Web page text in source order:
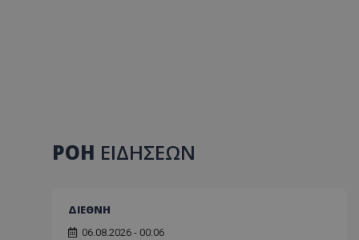
ΡΟΗ ΕΙΔΗΣΕΩΝ
ΔΙΕΘΝΗ
06.08.2026 - 00:06